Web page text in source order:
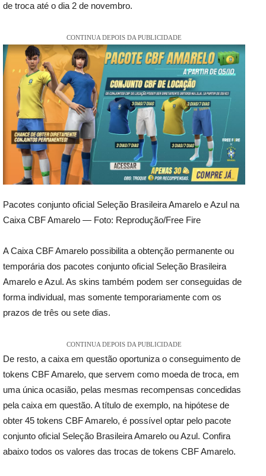
de troca até o dia 2 de novembro.
CONTINUA DEPOIS DA PUBLICIDADE
Pacotes conjunto oficial Seleção Brasileira Amarelo e Azul na
Caixa CBF Amarelo — Foto: Reprodução/Free Fire
A Caixa CBF Amarelo possibilita a obtenção permanente ou
temporária dos pacotes conjunto oficial Seleção Brasileira
Amarelo e Azul. As skins também podem ser conseguidas de
forma individual, mas somente temporariamente com os
prazos de três ou sete dias.
CONTINUA DEPOIS DA PUBLICIDADE
De resto, a caixa em questão oportuniza o conseguimento de
tokens CBF Amarelo, que servem como moeda de troca, em
uma única ocasião, pelas mesmas recompensas concedidas
pela caixa em questão. A título de exemplo, na hipótese de
obter 45 tokens CBF Amarelo, é possível optar pelo pacote
conjunto oficial Seleção Brasileira Amarelo ou Azul. Confira
abaixo todos os valores das trocas de tokens CBF Amarelo.